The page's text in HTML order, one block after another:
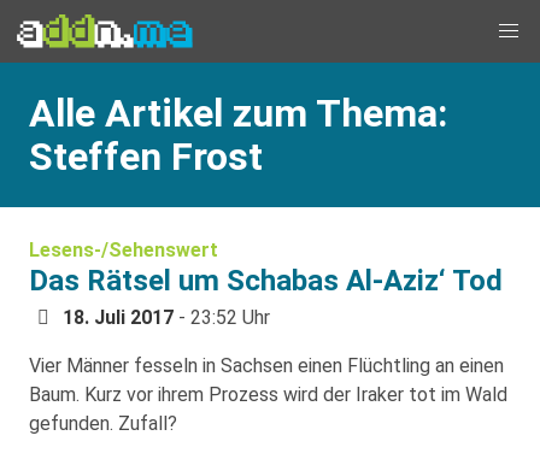
Alle Artikel zum Thema:
Steffen Frost
Lesens-/Sehenswert
Das Rätsel um Schabas Al-Aziz‘ Tod
18. Juli 2017 - 23:52 Uhr
Vier Männer fesseln in Sachsen einen Flüchtling an einen
Baum. Kurz vor ihrem Prozess wird der Iraker tot im Wald
gefunden. Zufall?